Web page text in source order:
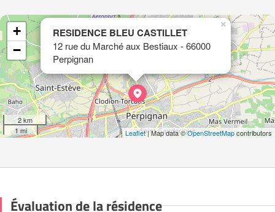
RESIDENCE BLEU CASTILLET
12 rue du Marché aux Bestiaux - 66000
Perpignan
×
+
−
2 km
1 mi
Leaflet| Map data ©OpenStreetMapcontributors
Évaluation de la résidence